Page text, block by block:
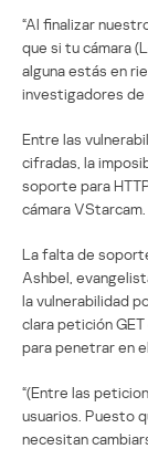
“Al finalizar
que si tu cámara
alguna estás en
investigadores de
Entre las
cifradas, la
soporte para
cámara VStarcam.
La falta de
Ashbel,
la vulnerabilidad
clara petición
para penetrar en
“(Entre las
usuarios. Puesto
necesitan